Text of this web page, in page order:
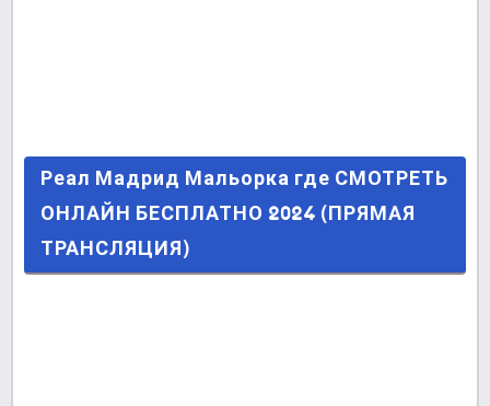
Реал Мадрид Мальорка где СМОТРЕТЬ
ОНЛАЙН БЕСПЛАТНО 2024 (ПРЯМАЯ
ТРАНСЛЯЦИЯ)
Реал Мадрид Мальорка где СМОТРЕТЬ
ОНЛАЙН БЕСПЛАТНО 2024 (ПРЯМАЯ
ТРАНСЛЯЦИЯ)